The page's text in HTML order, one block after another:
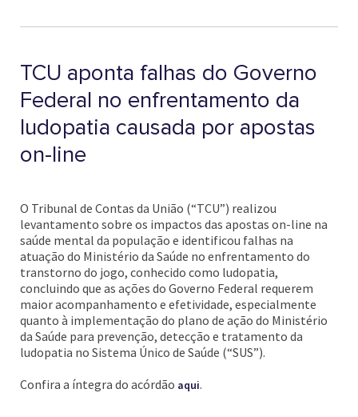
TCU aponta falhas do Governo
Federal no enfrentamento da
ludopatia causada por apostas
on-line
O Tribunal de Contas da União (“TCU”) realizou
levantamento sobre os impactos das apostas on-line na
saúde mental da população e identificou falhas na
atuação do Ministério da Saúde no enfrentamento do
transtorno do jogo, conhecido como ludopatia,
concluindo que as ações do Governo Federal requerem
maior acompanhamento e efetividade, especialmente
quanto à implementação do plano de ação do Ministério
da Saúde para prevenção, detecção e tratamento da
ludopatia no Sistema Único de Saúde (“SUS”).
Confira a íntegra do acórdão aqui.